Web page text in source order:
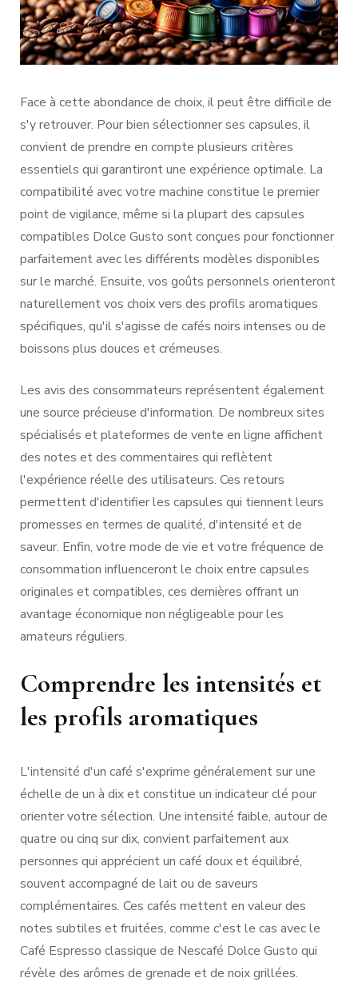
Face à cette abondance de choix, il peut être difficile de
s'y retrouver. Pour bien sélectionner ses capsules, il
convient de prendre en compte plusieurs critères
essentiels qui garantiront une expérience optimale. La
compatibilité avec votre machine constitue le premier
point de vigilance, même si la plupart des capsules
compatibles Dolce Gusto sont conçues pour fonctionner
parfaitement avec les différents modèles disponibles
sur le marché. Ensuite, vos goûts personnels orienteront
naturellement vos choix vers des profils aromatiques
spécifiques, qu'il s'agisse de cafés noirs intenses ou de
boissons plus douces et crémeuses.
Les avis des consommateurs représentent également
une source précieuse d'information. De nombreux sites
spécialisés et plateformes de vente en ligne affichent
des notes et des commentaires qui reflètent
l'expérience réelle des utilisateurs. Ces retours
permettent d'identifier les capsules qui tiennent leurs
promesses en termes de qualité, d'intensité et de
saveur. Enfin, votre mode de vie et votre fréquence de
consommation influenceront le choix entre capsules
originales et compatibles, ces dernières offrant un
avantage économique non négligeable pour les
amateurs réguliers.
Comprendre les intensités et
les profils aromatiques
L'intensité d'un café s'exprime généralement sur une
échelle de un à dix et constitue un indicateur clé pour
orienter votre sélection. Une intensité faible, autour de
quatre ou cinq sur dix, convient parfaitement aux
personnes qui apprécient un café doux et équilibré,
souvent accompagné de lait ou de saveurs
complémentaires. Ces cafés mettent en valeur des
notes subtiles et fruitées, comme c'est le cas avec le
Café Espresso classique de Nescafé Dolce Gusto qui
révèle des arômes de grenade et de noix grillées.